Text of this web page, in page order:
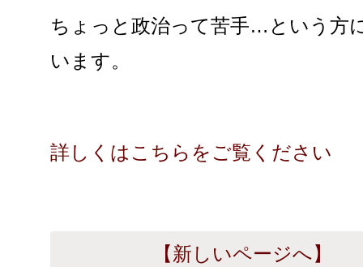
ちょっと政治って苦手…という方
います。
詳しくはこちらをご覧ください
【新しいページへ】